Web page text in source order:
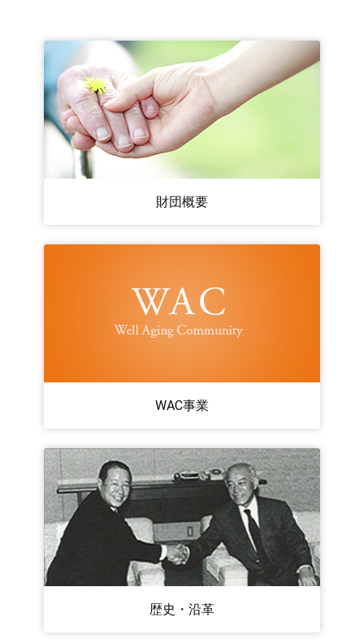
財団概要
WAC事業
歴史・沿革